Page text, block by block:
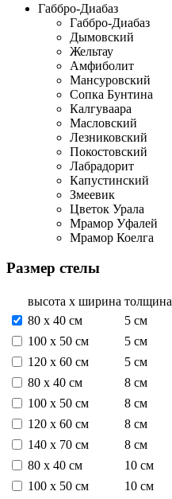
Габбро-Диабаз
Габбро-Диабаз
Дымовский
Жельтау
Амфиболит
Мансуровский
Сопка Бунтина
Калгуваара
Масловский
Лезниковский
Покостовский
Лабрадорит
Капустинский
Змеевик
Цветок Урала
Мрамор Уфалей
Мрамор Коелга
Размер стелы
высота х ширина толщина
80 х 40 см
5 см
100 х 50 см
5 см
120 х 60 см
5 см
80 х 40 см
8 см
100 х 50 см
8 см
120 х 60 см
8 см
140 х 70 см
8 см
80 х 40 см
10 см
100 х 50 см
10 см